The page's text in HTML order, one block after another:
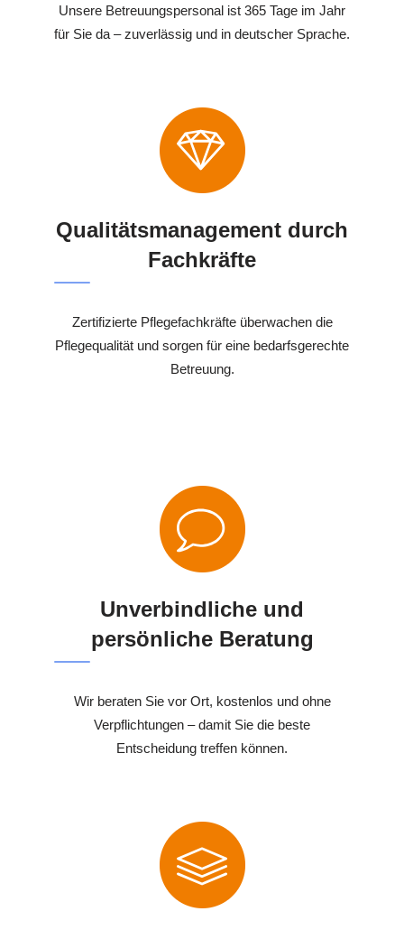
Unsere Betreuungspersonal ist 365 Tage im Jahr
für Sie da – zuverlässig und in deutscher Sprache.
Qualitätsmanagement durch
Fachkräfte
Zertifizierte Pflegefachkräfte überwachen die
Pflegequalität und sorgen für eine bedarfsgerechte
Betreuung.
Unverbindliche und
persönliche Beratung
Wir beraten Sie vor Ort, kostenlos und ohne
Verpflichtungen – damit Sie die beste
Entscheidung treffen können.